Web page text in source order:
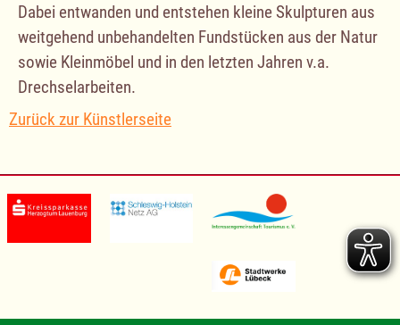
Dabei entwanden und entstehen kleine Skulpturen aus
weitgehend unbehandelten Fundstücken aus der Natur
sowie Kleinmöbel und in den letzten Jahren v.a.
Drechselarbeiten.
Zurück zur Künstlerseite